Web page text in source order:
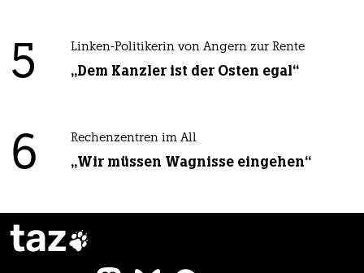
5 Linken-Politikerin von Angern zur Rente
„Dem Kanzler ist der Osten egal“
6 Rechenzentren im All
„Wir müssen Wagnisse eingehen“
taz